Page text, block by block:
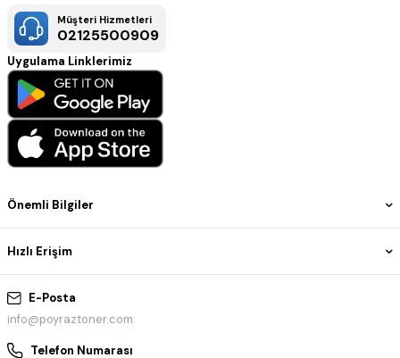
E-Posta
info@poyraztoner.com
Telefon Numarası
Önemli Bilgiler
Hızlı Erişim
Müşteri Hizmetleri
02125500909
Uygulama Linklerimiz